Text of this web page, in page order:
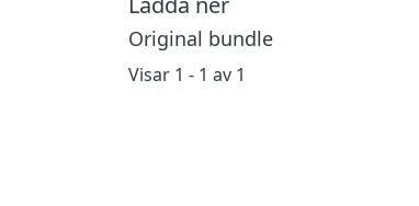
Original bundle
Visar 1 - 1 av 1